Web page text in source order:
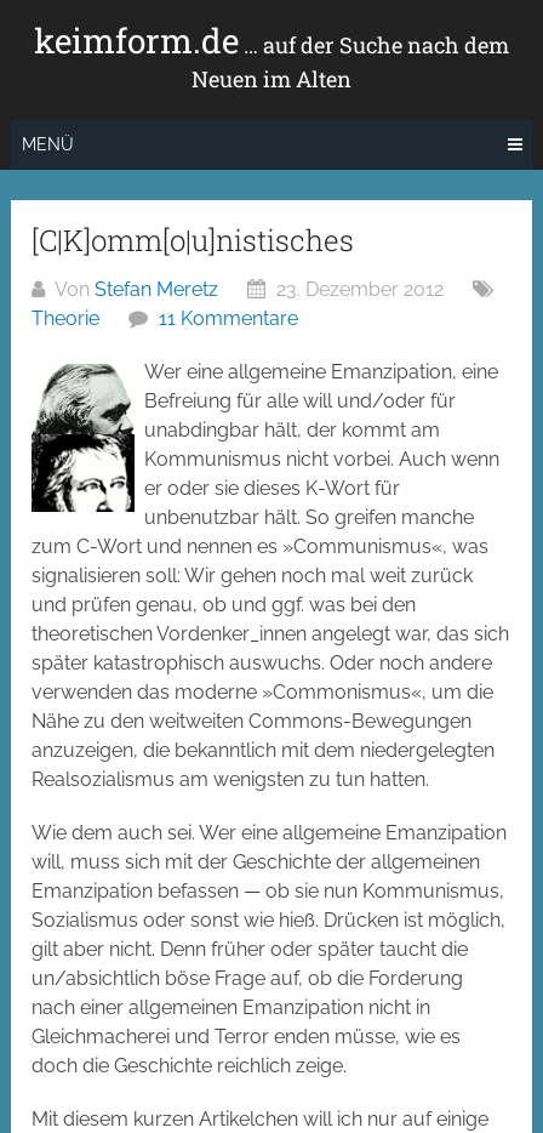
Inhaltkeimform.de… auf der Suche nach dem
Neuen im Alten
MENÜ
[C|K]omm[o|u]nistisches
VonStefan Meretz
23. Dezember 2012
Theorie
11 Kommentare
Wer eine allgemeine Emanzipation, eine
Befreiung für alle will und/oder für
unabdingbar hält, der kommt am
Kommunismus nicht vorbei. Auch wenn
er oder sie dieses K-Wort für
unbenutzbar hält. So greifen manche
zum C-Wort und nennen es »Communismus«, was
signalisieren soll: Wir gehen noch mal weit zurück
und prüfen genau, ob und ggf. was bei den
theoretischen Vordenker_innen angelegt war, das sich
später katastrophisch auswuchs. Oder noch andere
verwenden das moderne »Commonismus«, um die
Nähe zu den weitweiten Commons-Bewegungen
anzuzeigen, die bekanntlich mit dem niedergelegten
Realsozialismus am wenigsten zu tun hatten.
Wie dem auch sei. Wer eine allgemeine Emanzipation
will, muss sich mit der Geschichte der allgemeinen
Emanzipation befassen — ob sie nun Kommunismus,
Sozialismus oder sonst wie hieß. Drücken ist möglich,
gilt aber nicht. Denn früher oder später taucht die
un/absichtlich böse Frage auf, ob die Forderung
nach einer allgemeinen Emanzipation nicht in
Gleichmacherei und Terror enden müsse, wie es
doch die Geschichte reichlich zeige.
Mit diesem kurzen Artikelchen will ich nur auf einige